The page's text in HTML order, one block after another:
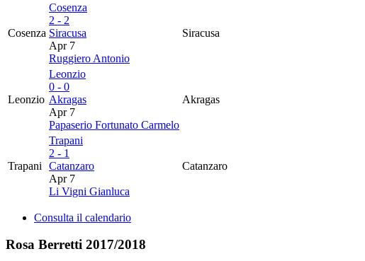
Cosenza
Cosenza
2 - 2
Siracusa
Apr 7
Ruggiero Antonio
Siracusa
Leonzio
Leonzio
0 - 0
Akragas
Apr 7
Papaserio Fortunato Carmelo
Akragas
Trapani
Trapani
2 - 1
Catanzaro
Apr 7
Li Vigni Gianluca
Catanzaro
Consulta il calendario
Rosa Berretti 2017/2018